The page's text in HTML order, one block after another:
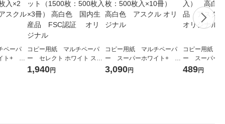
ペーパ
ト+ A3
枚入
コピー用紙 マルチペーパ
ー セレクト ホワイト スム
ース A4 1セット（1500枚：
1,940円
コピー用紙 マルチペーパ
ー スーパーホワイト+ A5
1箱（5000枚：500枚入×10
3,090円
コピー用紙 マ
ー スーパー
1冊（500枚
489円